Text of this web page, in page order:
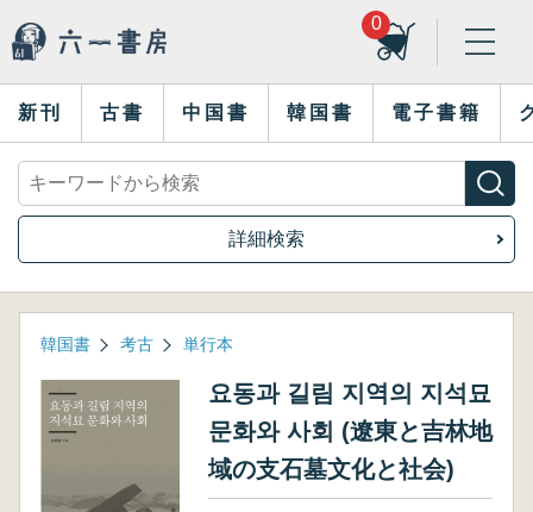
0
新刊 古書 中国書 韓国書 電子書籍
詳細検索
韓国書 考古 単行本
요동과 길림 지역의 지석묘
문화와 사회 (遼東と吉林地
域の支石墓文化と社会)